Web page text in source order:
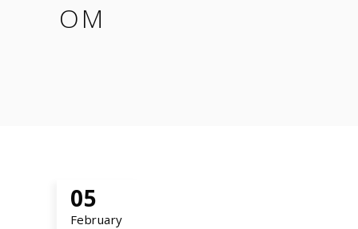
OM
05
February